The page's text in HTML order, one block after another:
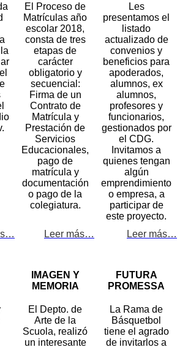
El Proceso de
Matrículas año
escolar 2018,
consta de tres
etapas de
carácter
obligatorio y
secuencial:
Firma de un
Contrato de
Matrícula y
Prestación de
Servicios
Educacionales,
pago de
matrícula y
documentación
o pago de la
colegiatura.
Les
presentamos el
listado
actualizado de
convenios y
beneficios para
apoderados,
alumnos, ex
alumnos,
profesores y
funcionarios,
gestionados por
el CDG.
Invitamos a
quienes tengan
algún
emprendimiento
o empresa, a
participar de
este proyecto.
Leer más… Leer más…
IMAGEN Y
MEMORIA
FUTURA
PROMESSA
El Depto. de
Arte de la
Scuola, realizó
un interesante
La Rama de
Básquetbol
tiene el agrado
de invitarlos a